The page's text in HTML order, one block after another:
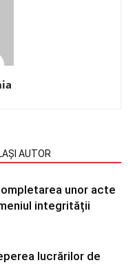
AUTOR
unor acte
integrității
lucrărilor de